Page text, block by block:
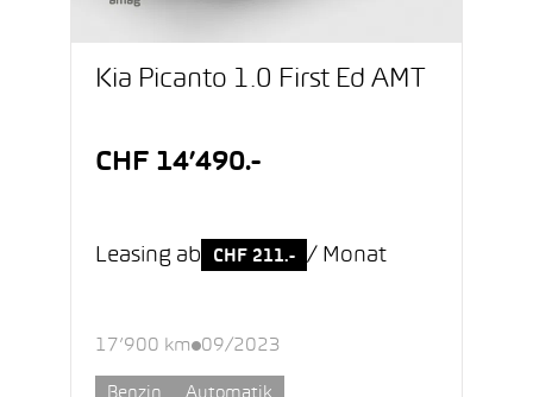
Kia Picanto 1.0 First Ed AMT
CHF 14’490.-
Leasing ab CHF 211.- / Monat
17’900 km 09/2023
Benzin Automatik